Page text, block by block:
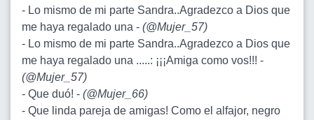
- Lo mismo de mi parte Sandra..Agradezco a Dios que
me haya regalado una - (@Mujer_57)
- Lo mismo de mi parte Sandra..Agradezco a Dios que
me haya regalado una .....: ¡¡¡Amiga como vos!!! -
(@Mujer_57)
- Que duó! - (@Mujer_66)
- Que linda pareja de amigas! Como el alfajor, negro